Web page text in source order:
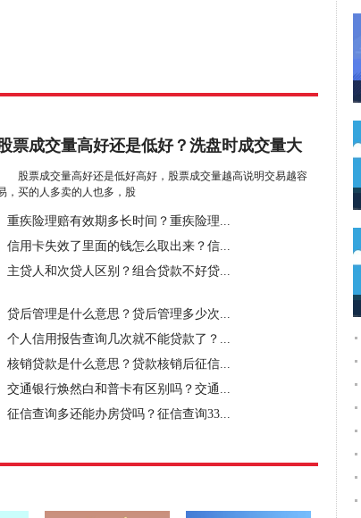
票成交量高好还是低好？洗盘时成交量大
好...股票成交量高好还是低好高好，股票成交量越高说明交易越容
，买的人多卖的人也多，股
重疾险理赔有效期多长时间？重疾险理...
信用卡失效了里面的钱怎么取出来？信...
主贷人和次贷人区别？组合贷款不好贷...
贷后管理是什么意思？贷后管理多少次...
个人信用报告查询几次就不能贷款了？...
核销贷款是什么意思？贷款核销后征信...
交通银行焕然白和普卡有区别吗？交通...
征信查询多还能办房贷吗？征信查询33...